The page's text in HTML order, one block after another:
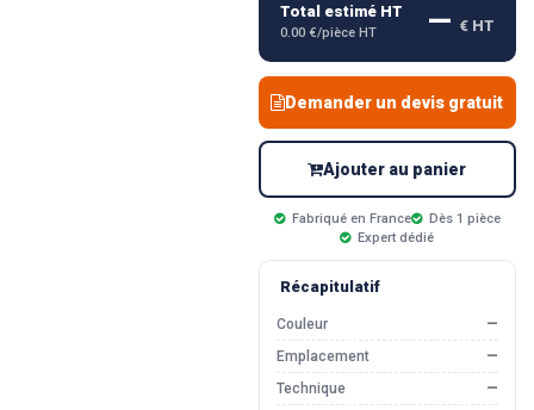
Total estimé HT
0.00 €/pièce HT — € HT
Demander un devis gratuit
Ajouter au panier
Fabriqué en France
Dès 1 pièce
Expert dédié
Récapitulatif
Couleur
—
Emplacement
—
Technique
—